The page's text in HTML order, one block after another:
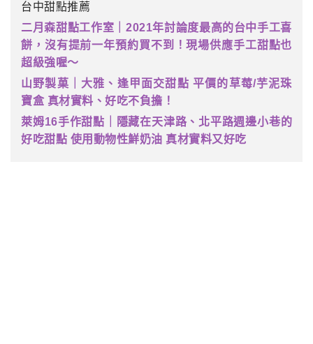
台中甜點推薦
二月森甜點工作室｜2021年討論度最高的台中手工喜
餅，沒有提前一年預約買不到！現場供應手工甜點也
超級強喔～
山野製菓｜大雅、逢甲面交甜點 平價的草莓/芋泥珠
寶盒 真材實料、好吃不負擔！
萊姆16手作甜點｜隱藏在天津路、北平路週邊小巷的
好吃甜點 使用動物性鮮奶油 真材實料又好吃